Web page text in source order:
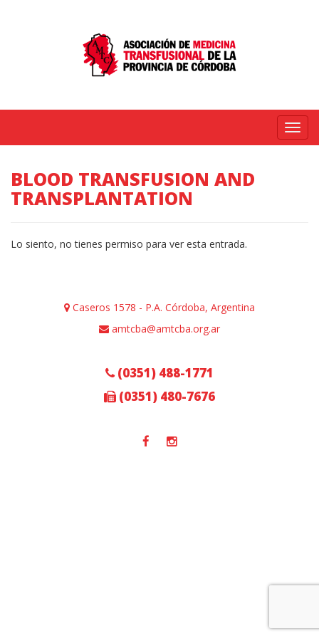
Menú
BLOOD TRANSFUSION AND
TRANSPLANTATION
Lo siento, no tienes permiso para ver esta entrada.
Caseros 1578 - P.A. Córdoba, Argentina
amtcba@amtcba.org.ar
(0351) 488-1771
(0351) 480-7676